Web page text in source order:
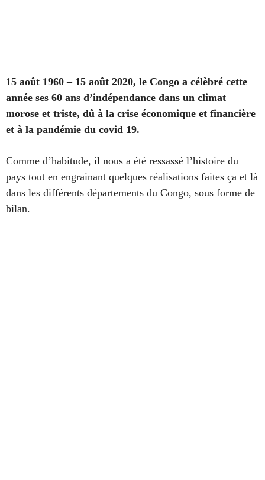
15 août 1960 – 15 août 2020, le Congo a célèbré cette
année ses 60 ans d’indépendance dans un climat
morose et triste, dû à la crise économique et financière
et à la pandémie du covid 19.
Comme d’habitude, il nous a été ressassé l’histoire du
pays tout en engrainant quelques réalisations faites ça et là
dans les différents départements du Congo, sous forme de
bilan.